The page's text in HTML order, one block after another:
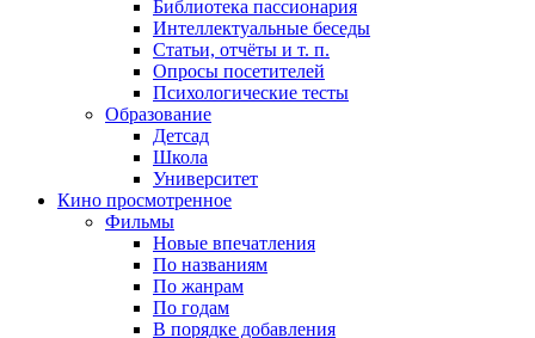
Библиотека пассионария
Интеллектуальные беседы
Статьи, отчёты и т. п.
Опросы посетителей
Психологические тесты
Образование
Детсад
Школа
Университет
Кино просмотренное
Фильмы
Новые впечатления
По названиям
По жанрам
По годам
В порядке добавления